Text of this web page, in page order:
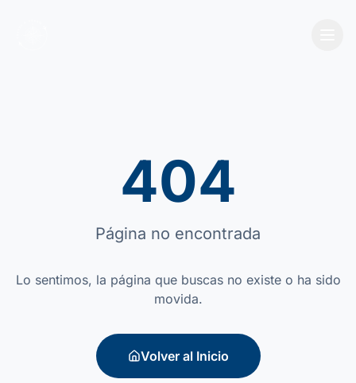
404
Página no encontrada
Lo sentimos, la página que buscas no existe o ha sido
movida.
Volver al Inicio